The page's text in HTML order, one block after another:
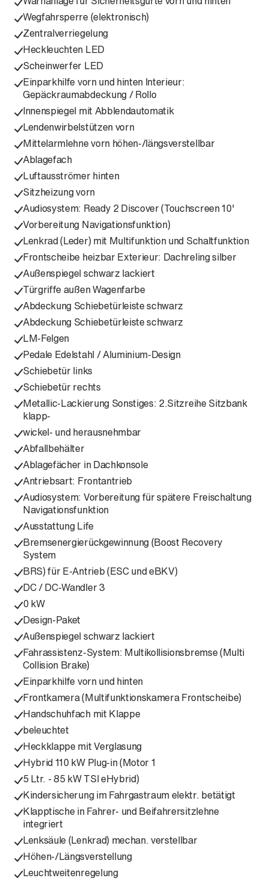
Wegfahrsperre (elektronisch)
Zentralverriegelung
Heckleuchten LED
Scheinwerfer LED
Einparkhilfe vorn und hinten Interieur:
Gepäckraumabdeckung / Rollo
Innenspiegel mit Abblendautomatik
Lendenwirbelstützen vorn
Mittelarmlehne vorn höhen-/längsverstellbar
Ablagefach
Luftausströmer hinten
Sitzheizung vorn
Audiosystem: Ready 2 Discover (Touchscreen 10'
Vorbereitung Navigationsfunktion)
Lenkrad (Leder) mit Multifunktion und Schaltfunktion
Frontscheibe heizbar Exterieur: Dachreling silber
Außenspiegel schwarz lackiert
Türgriffe außen Wagenfarbe
Abdeckung Schiebetürleiste schwarz
Abdeckung Schiebetürleiste schwarz
LM-Felgen
Pedale Edelstahl / Aluminium-Design
Schiebetür links
Schiebetür rechts
Metallic-Lackierung Sonstiges: 2.Sitzreihe Sitzbank
klapp-
wickel- und herausnehmbar
Abfallbehälter
Ablagefächer in Dachkonsole
Antriebsart: Frontantrieb
Audiosystem: Vorbereitung für spätere Freischaltung
Navigationsfunktion
Ausstattung Life
Bremsenergierückgewinnung (Boost Recovery
System
BRS) für E-Antrieb (ESC und eBKV)
DC / DC-Wandler 3
0 kW
Design-Paket
Außenspiegel schwarz lackiert
Fahrassistenz-System: Multikollisionsbremse (Multi
Collision Brake)
Einparkhilfe vorn und hinten
Frontkamera (Multifunktionskamera Frontscheibe)
Handschuhfach mit Klappe
beleuchtet
Heckklappe mit Verglasung
Hybrid 110 kW Plug-in (Motor 1
5 Ltr. - 85 kW TSI eHybrid)
Kindersicherung im Fahrgastraum elektr. betätigt
Klapptische in Fahrer- und Beifahrersitzlehne
integriert
Lenksäule (Lenkrad) mechan. verstellbar
Höhen-/Längsverstellung
Leuchtweitenregelung